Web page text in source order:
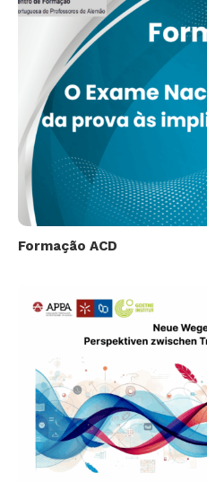
Formação ACD